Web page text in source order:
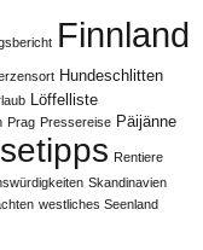
Finnland
Hundeschlitten
Löffelliste
Prag Pressereise Päijänne
Rentiere
Skandinavien
westliches Seenland